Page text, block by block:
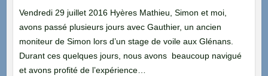
Vendredi 29 juillet 2016 Hyères Mathieu, Simon et moi,
avons passé plusieurs jours avec Gauthier, un ancien
moniteur de Simon lors d’un stage de voile aux Glénans.
Durant ces quelques jours, nous avons beaucoup navigué
et avons profité de l’expérience…